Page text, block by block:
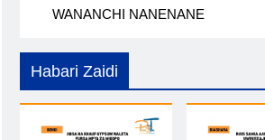
WANANCHI NANENANE
Habari Zaidi